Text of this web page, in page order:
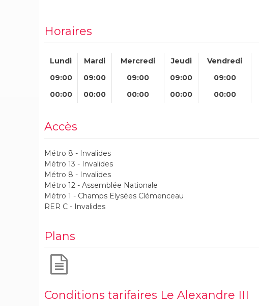
Horaires
Lundi Mardi Mercredi Jeudi Vendredi
09:00
09:00 09:00 09:00 09:00
00:00
00:00 00:00 00:00 00:00
Accès
Métro 8 - Invalides
Métro 13 - Invalides
Métro 8 - Invalides
Métro 12 - Assemblée Nationale
Métro 1 - Champs Elysées Clémenceau
RER C - Invalides
Plans
Conditions tarifaires Le Alexandre III